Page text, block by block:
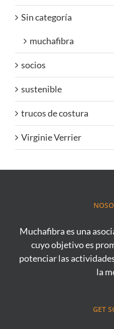
Sin categoría
muchafibra
socios
sustenible
trucos de costura
Virginie Verrier
Muchafibra es una
cuyo objetivo es
potenciar las
la
GET